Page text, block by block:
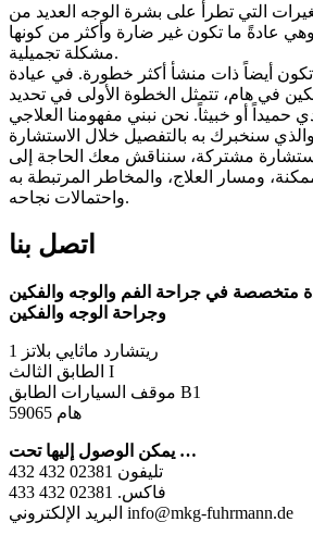
التي تطرأ على بشرة الوجه العديد من
وهي عادةً ما تكون غير ضارة وأكثر من كونها
مشكلة تجميلية.
أيضاً ذات منشأ أكثر خطورة. في عيادة
في هام، تتمثل الخطوة الأولى في تحديد
حميداً أو خبيثاً. نحن نبني مفهومنا العلاجي
سنخبرك به بالتفصيل خلال الاستشارة
مشتركة، سنناقش معك الحاجة إلى
ومسار العلاج، والمخاطر المرتبطة به
واحتمالات نجاحه.
اتصل بنا
متخصصة في جراحة الفم والوجه والفكين
وجراحة الوجه والفكين
ريتشارد ماثايي بلاتز 1
الطابق الثالث I
موقف السيارات الطابق B1
59065 هام
يمكن الوصول إليها تحت …
تليفون 02381 432 432
فاكس. 02381 432 433
البريد الإلكتروني info@mkg-fuhrmann.de